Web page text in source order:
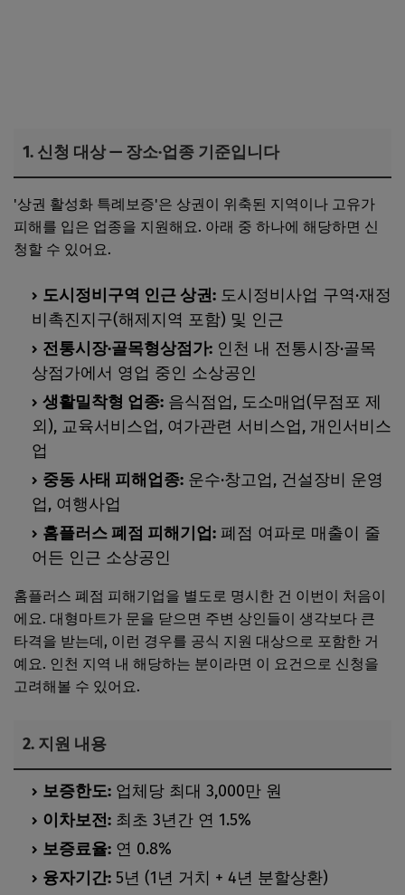
1. 신청 대상 — 장소·업종 기준입니다
'상권 활성화 특례보증'은 상권이 위축된 지역이나 고유가
피해를 입은 업종을 지원해요. 아래 중 하나에 해당하면 신
청할 수 있어요.
도시정비구역 인근 상권: 도시정비사업 구역·재정
비촉진지구(해제지역 포함) 및 인근
전통시장·골목형상점가: 인천 내 전통시장·골목
상점가에서 영업 중인 소상공인
생활밀착형 업종: 음식점업, 도소매업(무점포 제
외), 교육서비스업, 여가관련 서비스업, 개인서비스
업
중동 사태 피해업종: 운수·창고업, 건설장비 운영
업, 여행사업
홈플러스 폐점 피해기업: 폐점 여파로 매출이 줄
어든 인근 소상공인
홈플러스 폐점 피해기업을 별도로 명시한 건 이번이 처음이
에요. 대형마트가 문을 닫으면 주변 상인들이 생각보다 큰
타격을 받는데, 이런 경우를 공식 지원 대상으로 포함한 거
예요. 인천 지역 내 해당하는 분이라면 이 요건으로 신청을
고려해볼 수 있어요.
2. 지원 내용
보증한도: 업체당 최대 3,000만 원
이차보전: 최초 3년간 연 1.5%
보증료율: 연 0.8%
융자기간: 5년 (1년 거치 + 4년 분할상환)